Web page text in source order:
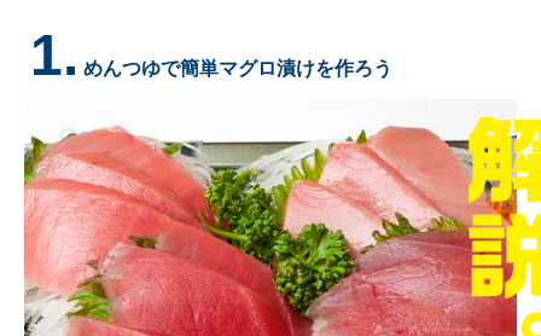
1. めんつゆで簡単マグロ漬けを作ろう